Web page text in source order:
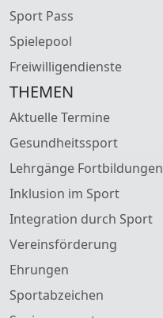
Sport Pass
Spielepool
Freiwilligendienste
THEMEN
Aktuelle Termine
Gesundheitssport
Lehrgänge Fortbildungen
Inklusion im Sport
Integration durch Sport
Vereinsförderung
Ehrungen
Sportabzeichen